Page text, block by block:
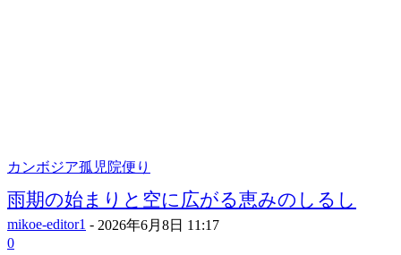
カンボジア孤児院便り
雨期の始まりと空に広がる恵みのしるし
mikoe-editor1 - 2026年6月8日 11:17
0